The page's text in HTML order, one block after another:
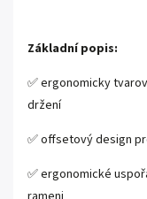
Základní popis:
✅ ergonomicky
držení
✅ offsetový design
✅ ergonomické